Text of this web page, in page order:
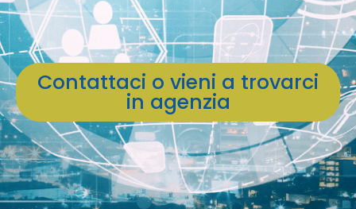
Contattaci o vieni a trovarci
in agenzia